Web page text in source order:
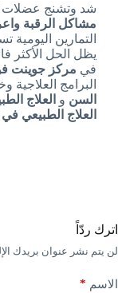
شد وتشنج عضلات
مشاكل الرقبة
التمارين اليومية
يظل الحل الأكثر
في مركز جوينت
البرامج
السن و العلاج
العلاج الطبيعي
اترك ردّاً
لن يتم نشر عنوان بريدك
الاسم *